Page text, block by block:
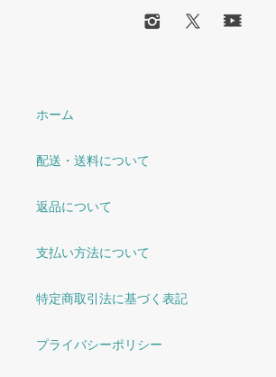
ホーム
配送・送料について
返品について
支払い方法について
特定商取引法に基づく表記
プライバシーポリシー